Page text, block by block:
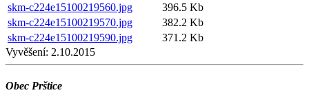
skm-c224e15100219560.jpg
396.5 Kb
skm-c224e15100219570.jpg
382.2 Kb
skm-c224e15100219590.jpg
371.2 Kb
Vyvěšení: 2.10.2015
Obec Prštice